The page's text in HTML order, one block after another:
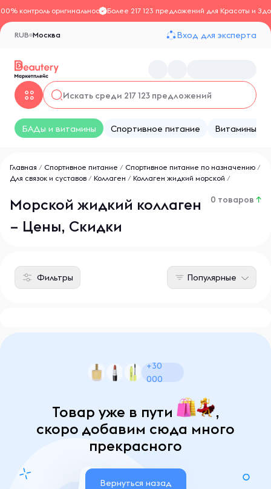
контроль оригинальностиБолее 217 123 предложений для Красоты и
Москва
RUB Вход для эксперта
БАДы и витамины Спортивное питание Витамины
Главная / Спортивное питание / Спортивное питание по назначению /
Для связок и суставов / Коллаген / Коллаген жидкий морской /
Морской жидкий коллаген
– Цены, Скидки
0 товаров ↑
Фильтры Популярные
+30
000
Товар уже в пути
,
скоро добавим сюда много
прекрасного
Вернуться назад